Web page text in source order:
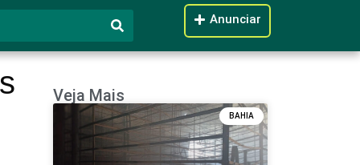
Anunciar
Veja Mais
BAHIA